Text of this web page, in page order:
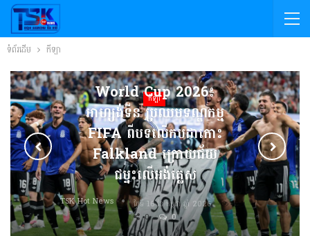
ទំព័រដើម កីឡា
កីឡា
World Cup 2026៖
អាហ្សង់ទីន ប្រឈមទណ្ឌកម្ម
FIFA ពីបទលើកបដាកោះ
Falkland ក្រោយជ័យ
ជម្នះលើអង់គ្លេស
TSK Hot News ថ្ងៃទី 16 ខែ កក្កដា ឆ្នាំ 2026
424
0
0